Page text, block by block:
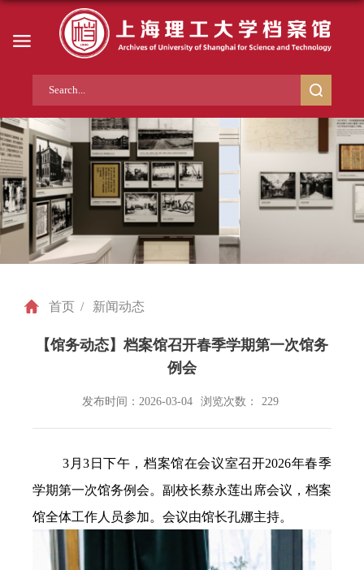
首页 / 新闻动态
【馆务动态】档案馆召开春季学期第一次馆务
例会
发布时间：2026-03-04 浏览次数： 229
3 月3 日下午，档案馆在会议室召开2026年春季
学期第一次馆务例会。副校长蔡永莲出席会议，档案
馆全体工作人员参加。会议由馆长孔娜主持。